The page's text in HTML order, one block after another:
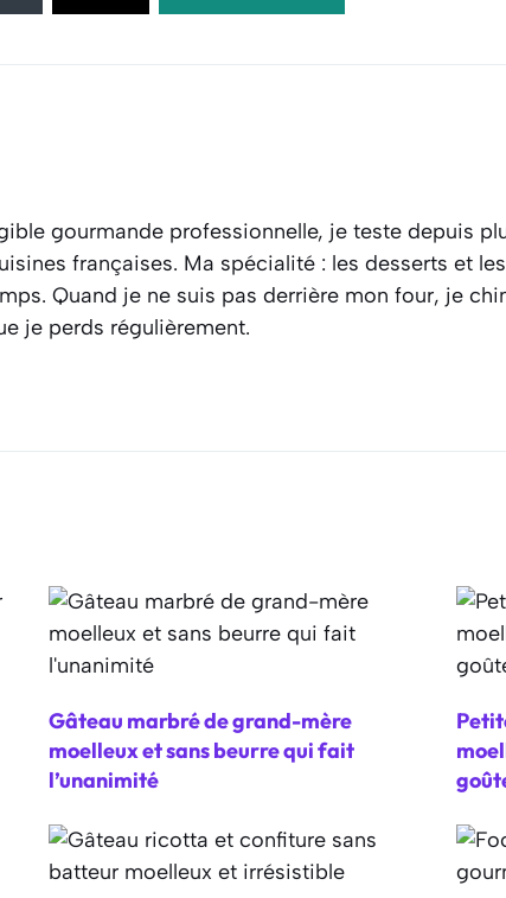
gourmande professionnelle, je teste depuis
françaises. Ma spécialité : les desserts et
Quand je ne suis pas derrière mon four, je
je perds régulièrement.
Gâteau marbré de grand-mère
moelleux et sans beurre qui fait
l’unanimité